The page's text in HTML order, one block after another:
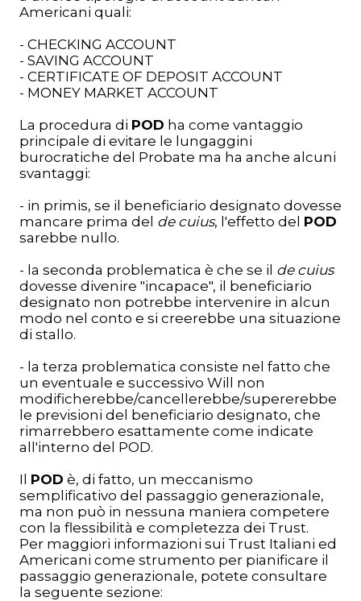
Americani quali:
- CHECKING ACCOUNT
- SAVING ACCOUNT
- CERTIFICATE OF DEPOSIT ACCOUNT
- MONEY MARKET ACCOUNT
La procedura di POD ha come vantaggio
principale di evitare le lungaggini
burocratiche del Probate ma ha anche alcuni
svantaggi:
- in primis, se il beneficiario designato dovesse
mancare prima del de cuius, l'effetto del POD
sarebbe nullo.
- la seconda problematica è che se il de cuius
dovesse divenire "incapace", il beneficiario
designato non potrebbe intervenire in alcun
modo nel conto e si creerebbe una situazione
di stallo.
- la terza problematica consiste nel fatto che
un eventuale e successivo Will non
modificherebbe/cancellerebbe/supererebbe
le previsioni del beneficiario designato, che
rimarrebbero esattamente come indicate
all'interno del POD.
Il POD è, di fatto, un meccanismo
semplificativo del passaggio generazionale,
ma non può in nessuna maniera competere
con la flessibilità e completezza dei Trust.
Per maggiori informazioni sui Trust Italiani ed
Americani come strumento per pianificare il
passaggio generazionale, potete consultare
la seguente sezione: